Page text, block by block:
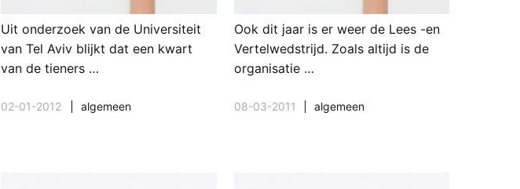
Uit onderzoek van de Universiteit
van Tel Aviv blijkt dat een kwart
van de tieners …
02-01-2012 algemeen
Ook dit jaar is er weer de Lees -en
Vertelwedstrijd. Zoals altijd is de
organisatie …
08-03-2011 algemeen